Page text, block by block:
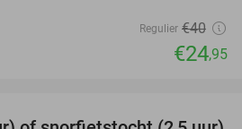
Regulier €40
€24,95